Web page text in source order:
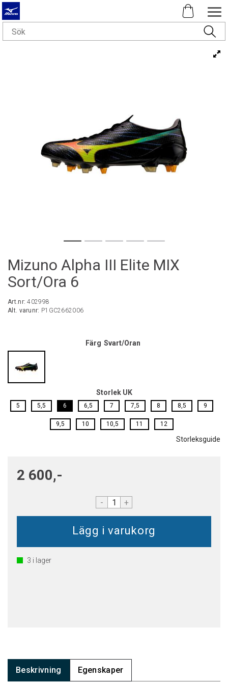
Mizuno Alpha III Elite MIX
Sort/Ora 6
Art.nr:402998
Alt. varunr: P1GC2662006
Färg Svart/Oran
Storlek UK
5 5,5 6 6,5 7 7,5 8 8,5 9
9,5 10 10,5 11 12
Storleksguide
2 600,-
- +
3 i lager
Beskrivning Egenskaper